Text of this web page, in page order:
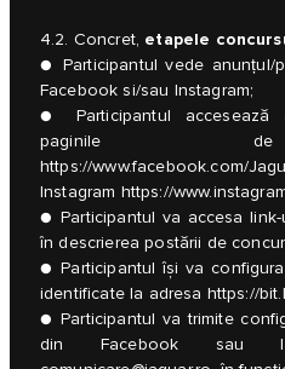
4.2. Concret, etapele
● Participantul vede anunțul/
Facebook si/sau Instagram;
● Participantul accesează
paginile de
https://www.facebook.com/
Instagram https://
● Participantul va accesa
în descrierea postării de
● Participantul își va
identificate la adresa https://
● Participantul va trimite
din Facebook sau